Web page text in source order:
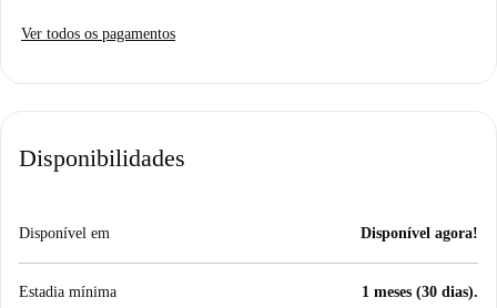
Ver todos os pagamentos
Disponibilidades
Disponível em Disponível agora!
Estadia mínima 1 meses (30 dias).